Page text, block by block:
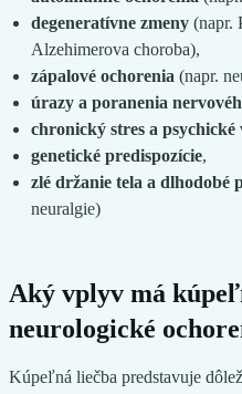
degeneratívne zmeny (napr.
Alzehimerova choroba),
zápalové ochorenia (napr.
úrazy a poranenia
chronický stres a psychické
genetické predispozície,
zlé držanie tela a dlhodobé
neuralgie)
Aký vplyv má
neurologické
Kúpeľná liečba predstavuje